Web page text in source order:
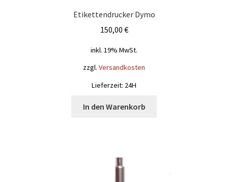
Etikettendrucker Dymo
150,00 €
inkl. 19% MwSt.
zzgl. Versandkosten
Lieferzeit: 24H
In den Warenkorb